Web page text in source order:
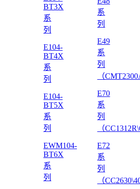
BT3X
系
列
E104-
BT4X
系
列
E104-
BT5X
系
列
EWM104-
BT6X
系
列
系
列
E49
系
列
（
E70
系
列
（
E72
系
列
（